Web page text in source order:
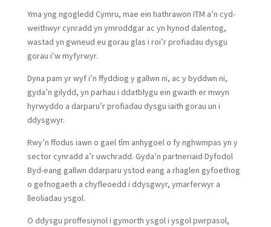
Yma yng ngogledd Cymru, mae ein hathrawon ITM a’n cyd-
weithwyr cynradd yn ymroddgar ac yn hynod dalentog,
wastad yn gwneud eu gorau glas i roi’r profiadau dysgu
gorau i’w myfyrwyr.
Dyna pam yr wyf i’n ffyddiog y gallwn ni, ac y byddwn ni,
gyda’n gilydd, yn parhau i ddatblygu ein gwaith er mwyn
hyrwyddo a darparu’r profiadau dysgu iaith gorau un i
ddysgwyr.
Rwy’n ffodus iawn o gael tîm anhygoel o fy nghwmpas yn y
sector cynradd a’r uwchradd. Gyda’n partneriaid Dyfodol
Byd-eang gallwn ddarparu ystod eang a rhaglen gyfoethog
o gefnogaeth a chyfleoedd i ddysgwyr, ymarferwyr a
lleoliadau ysgol.
O ddysgu proffesiynol i gymorth ysgol i ysgol pwrpasol,